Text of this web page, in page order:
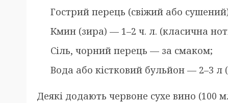
Гострий перець (свіжий або
Кмин (зира) — 1–2 ч. л. (класична
Сіль, чорний перець — за смаком;
Вода або кістковий бульйон — 2–3 л
Деякі додають червоне сухе вино (100